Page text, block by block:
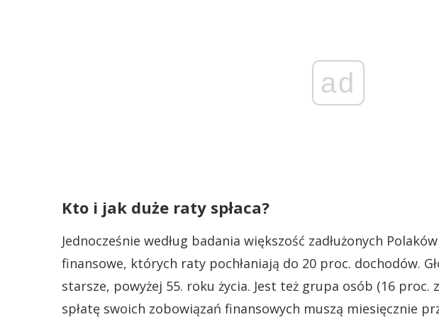
ad
Kto i jak duże raty spłaca?
Jednocześnie według badania większość zadłużonych
finansowe, których raty pochłaniają do 20 proc. dochodów.
starsze, powyżej 55. roku życia. Jest też grupa osób (16 proc.
spłatę swoich zobowiązań finansowych muszą miesięcznie